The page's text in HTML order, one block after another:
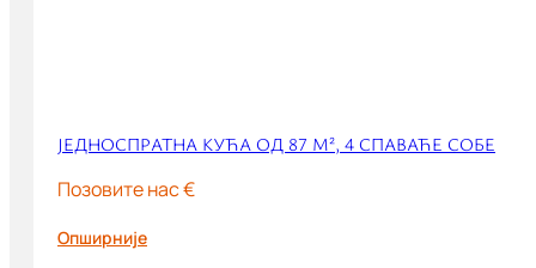
ЈЕДНОСПРАТНА КУЋА ОД 87 М², 4 СПАВАЋЕ СОБЕ
Позовите нас €
Опширније